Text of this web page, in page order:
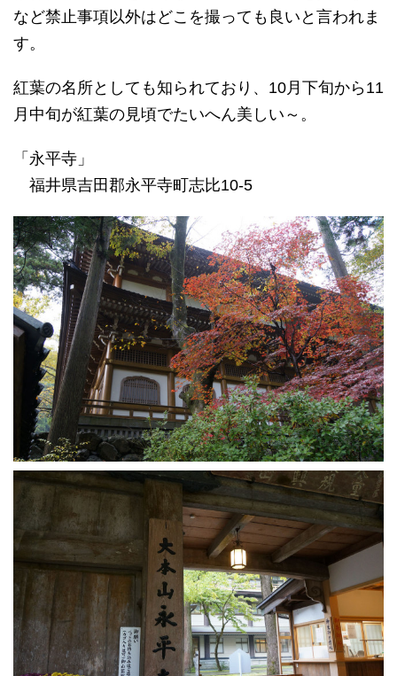
など禁止事項以外はどこを撮っても良いと言われま
す。
紅葉の名所としても知られており、10月下旬から11
月中旬が紅葉の見頃でたいへん美しい～。
「永平寺」
福井県吉田郡永平寺町志比10-5